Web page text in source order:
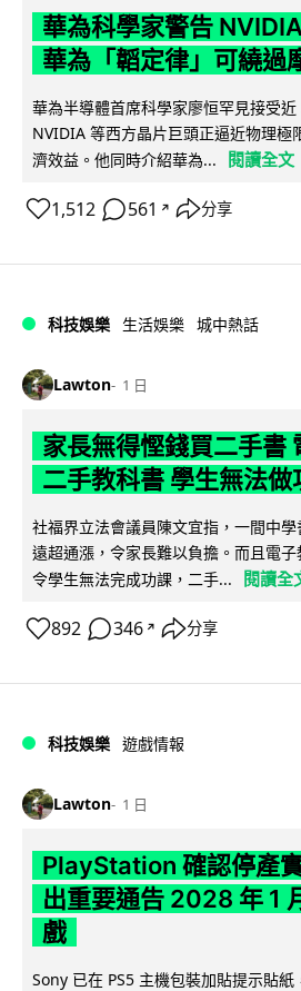
華為科學家警告
華為「韜定律」可繞過
華為半導體首席科學家廖恒罕見接受
NVIDIA 等西方晶片巨頭正逼近物理極
濟效益。他同時介紹華為...
閱讀全文
1,512 561 ↗ 分享
科技娛樂 生活娛樂 城中熱話
Lawton 1 日
家長無得慳錢買二手書
二手教科書 學生無法做
社福界立法會議員陳文宜指，一間中
遠超通漲，令家長難以負擔。而且電子
令學生無法完成功課，二手...
閱讀全
892 346 ↗ 分享
科技娛樂 遊戲情報
Lawton 1 日
PlayStation 確認停產
出重要通告 2028 年 1
戲
Sony 已在 PS5 主機包裝加貼提示貼